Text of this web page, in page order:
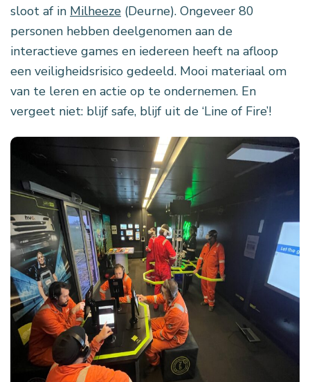
sloot af in Milheeze (Deurne). Ongeveer 80
personen hebben deelgenomen aan de
interactieve games en iedereen heeft na afloop
een veiligheidsrisico gedeeld. Mooi materiaal om
van te leren en actie op te ondernemen. En
vergeet niet: blijf safe, blijf uit de ‘Line of Fire’!